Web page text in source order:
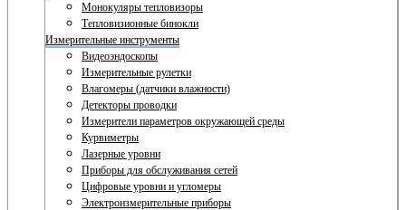
Монокуляры тепловизоры
Тепловизионные бинокли
Измерительные инструменты
Видеоэндоскопы
Измерительные рулетки
Влагомеры (датчики влажности)
Детекторы проводки
Измерители параметров окружающей среды
Курвиметры
Лазерные уровни
Приборы для обслуживания сетей
Цифровые уровни и угломеры
Электроизмерительные приборы